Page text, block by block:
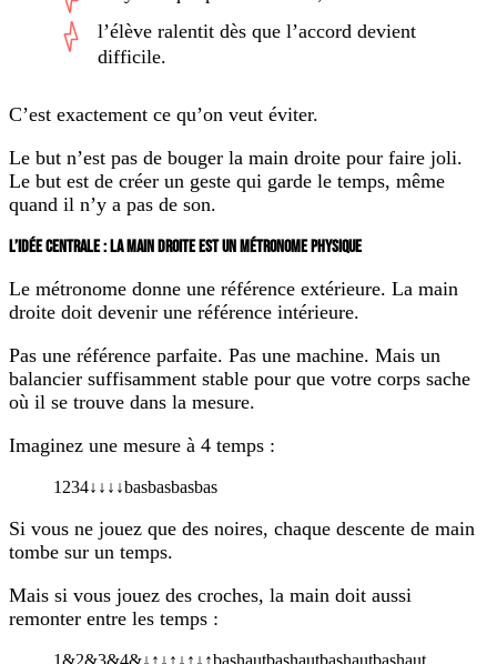
l’élève ralentit dès que l’accord devient
difficile.
C’est exactement ce qu’on veut éviter.
Le but n’est pas de bouger la main droite pour faire joli.
Le but est de créer un geste qui garde le temps, même
quand il n’y a pas de son.
L’IDÉE CENTRALE : LA MAIN DROITE EST UN MÉTRONOME PHYSIQUE
Le métronome donne une référence extérieure. La main
droite doit devenir une référence intérieure.
Pas une référence parfaite. Pas une machine. Mais un
balancier suffisamment stable pour que votre corps sache
où il se trouve dans la mesure.
Imaginez une mesure à 4 temps :
1 234↓ ↓ ↓ ↓basbasbasbas
Si vous ne jouez que des noires, chaque descente de main
tombe sur un temps.
Mais si vous jouez des croches, la main doit aussi
remonter entre les temps :
1&2&3&4&↓ ↑ ↓ ↑ ↓ ↑ ↓ ↑bashautbashautbashautbashaut